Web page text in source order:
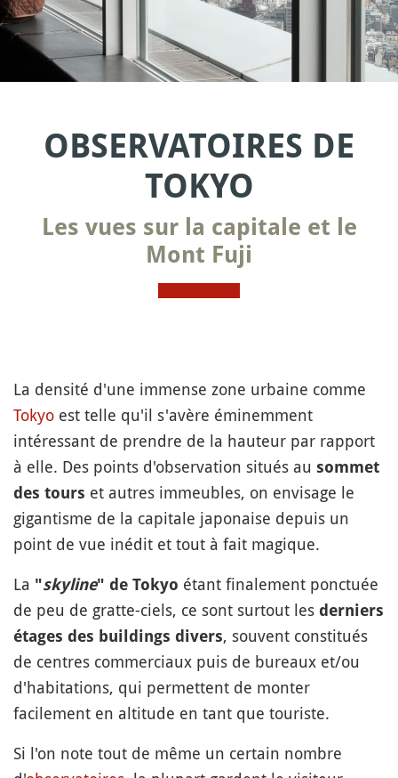
OBSERVATOIRES DE
TOKYO
Les vues sur la capitale et le
Mont Fuji
La densité d'une immense zone urbaine comme
Tokyo est telle qu'il s'avère éminemment
intéressant de prendre de la hauteur par rapport
à elle. Des points d'observation situés au sommet
des tours et autres immeubles, on envisage le
gigantisme de la capitale japonaise depuis un
point de vue inédit et tout à fait magique.
La "skyline" de Tokyo étant finalement ponctuée
de peu de gratte-ciels, ce sont surtout les derniers
étages des buildings divers, souvent constitués
de centres commerciaux puis de bureaux et/ou
d'habitations, qui permettent de monter
facilement en altitude en tant que touriste.
Si l'on note tout de même un certain nombre